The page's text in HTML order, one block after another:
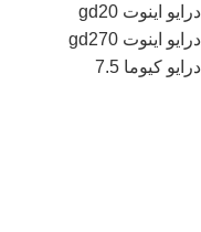
درایو اینوت gd20
درایو اینوت gd270
درایو کیوما 7.5